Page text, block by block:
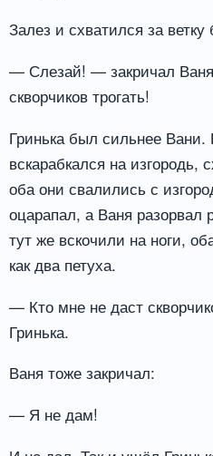
Залез и схватился за ветку
— Слезай! — закричал
скворчиков трогать!
Гринька был сильнее
вскарабкался на изгородь,
оба они свалились с
оцарапал, а Ваня
тут же вскочили на ноги,
как два петуха.
— Кто мне не даст
Гринька.
Ваня тоже закричал:
— Я не дам!